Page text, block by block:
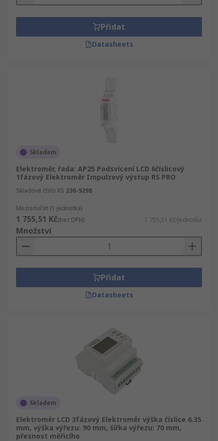
zvýraznění časových období úspory energie.
Měření spotřeby energie lze provádět na
třífázových nebo jednofázových sítích.
Přidat
Datasheets
Skladem
Elektroměr, řada: AP25 Podsvícení LCD 6číslicový
1fázový Elektroměr Impulzový výstup RS PRO
Skladové číslo RS 236-9298
Mezisoučet (1 jednotka)
1 755,51 Kč(bez DPH) 1 755,51 Kč/jednotka
Množství
Přidat
Datasheets
Skladem
Elektroměr LCD 3fázový Elektroměr výška číslice 6.35
mm, výška výřezu: 90 mm, šířka výřezu: 70 mm,
přesnost měřicího